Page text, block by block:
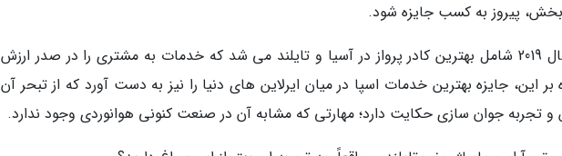
بخش، پیروز به کسب جایزه شود.
جوایز هواپیمایی تایلند در سال 2019 شامل بهترین کادر پرواز در آسیا و تایلند می شد که خدمات به مشتری را در صدر ارزش
بر این، جایزه بهترین خدمات اسپا در میان ایرلاین های دنیا را نیز به دست آورد که از تبحر آن
و تجربه جوان سازی حکایت دارد؛ مهارتی که مشابه آن در صنعت کنونی هوانوردی وجود ندارد.